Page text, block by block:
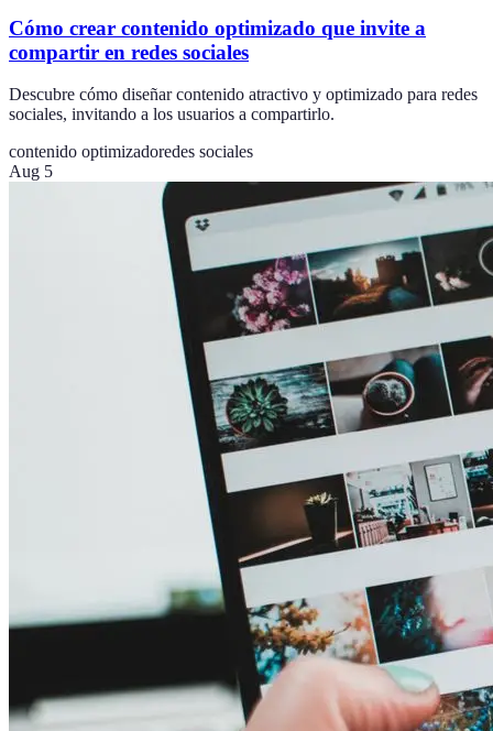
Cómo crear contenido optimizado que invite a
compartir en redes sociales
Descubre cómo diseñar contenido atractivo y optimizado para redes
sociales, invitando a los usuarios a compartirlo.
contenido optimizadoredes sociales
Aug 5